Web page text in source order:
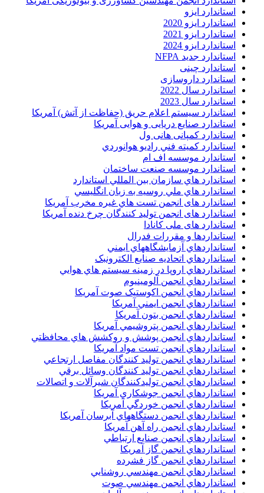
استاندارد ایزو
استاندارد ایزو 2020
استاندارد ایزو 2021
استاندارد ایزو 2024
استاندارد جدید NFPA
استاندارد چینی
استاندارد داروسازی
استاندارد سال 2022
استاندارد سال 2023
استاندارد سیستم اعلام حریق (حفاظت از آتش) آمریکا
استاندارد صنایع دریایی و هوایی آمریکا
استاندارد کمپانی هانی ول
استاندارد کميته فني راديو هوانوردي
استاندارد موسسه اف ام
استاندارد موسسه صنعت ساختمان
استاندارد هاي سازمان بين المللي استاندارد
استاندارد هاي ملي روسيه به زبان انگليسي
استاندارد های انجمن تست هاي غيره مخرب آمريکا
استاندارد های انجمن توليد کنندگان چرخ دنده آمريکا
استاندارد های ملی کانادا
استانداردها و مقررات فدرال
استانداردهاي آزمايشگاههاي ايمني
استانداردهاي اتحاديه صنايع الکترونبک
استانداردهاي اروپا در زمينه سيستم هاي هوايي
استانداردهاي انجمن آلومينيوم
استانداردهاي انجمن اکوستيک صوت آمريکا
استانداردهاي انجمن ايمني آمريکا
استانداردهاي انجمن بتون آمريکا
استانداردهاي انجمن پتروشيمي آمريکا
استانداردهاي انجمن پوشش و روکشش هاي محافظتي
استانداردهاي انجمن تست مواد آمريکا
استانداردهاي انجمن توليد کنندگان مفاصل ارتجاعي
استانداردهاي انجمن توليد کنندگان وسائل برقي
استانداردهاي انجمن توليدکنندگان شيرآلات و اتصالات
استانداردهاي انجمن جوشکاري آمريکا
استانداردهاي انجمن خوردگي آمريکا
استانداردهاي انجمن دستگاههاي آبرسان آمريکا
استانداردهاي انجمن راه آهن آمريکا
استانداردهاي انجمن صنايع ارتباطي
استانداردهاي انجمن گاز آمريکا
استانداردهاي انجمن گاز فشرده
استانداردهاي انجمن مهندسي روشنايي
استانداردهاي انجمن مهندسي صوت